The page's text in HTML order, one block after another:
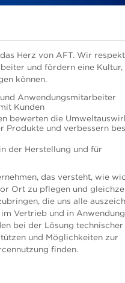
Herz von AFT. Wir
und fördern eine Kultur,
können.
Anwendungsmitarbeiter
Kunden
bewerten die
Produkte und verbessern
der Herstellung und für
das versteht, wie
Ort zu pflegen und
die uns alle
Vertrieb und in
bei der Lösung technischer
und Möglichkeiten zur
finden.